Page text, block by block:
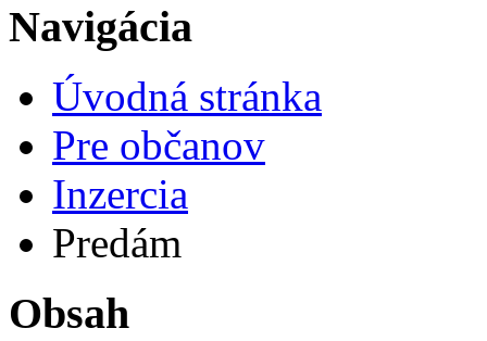
Navigácia
Úvodná stránka
Pre občanov
Inzercia
Predám
Obsah